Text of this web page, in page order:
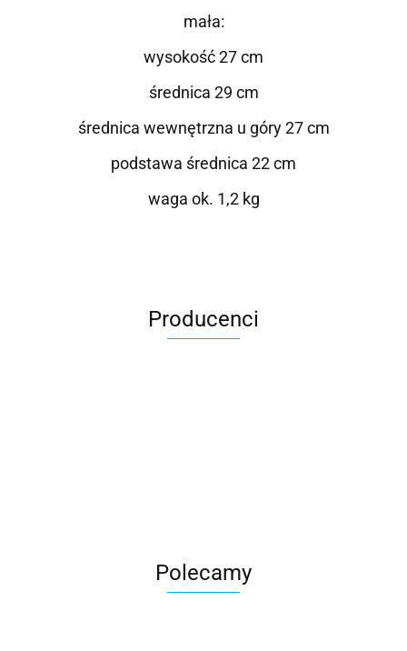
mała:
wysokość 27 cm
średnica 29 cm
średnica wewnętrzna u góry 27 cm
podstawa średnica 22 cm
waga ok. 1,2 kg
Producenci
Polecamy